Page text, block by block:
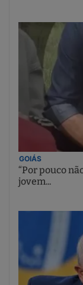
GOIÁS
“Por pouco
jovem...